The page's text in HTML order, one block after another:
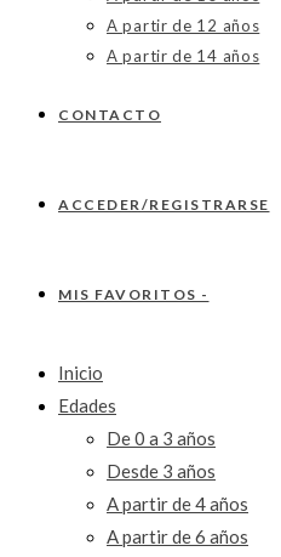
A partir de 12 años
A partir de 14 años
CONTACTO
ACCEDER/REGISTRARSE
MIS FAVORITOS -
Inicio
Edades
De 0 a 3 años
Desde 3 años
A partir de 4 años
A partir de 6 años